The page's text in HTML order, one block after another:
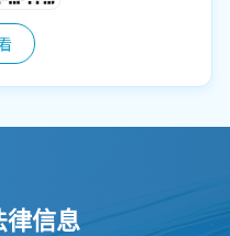
律信息